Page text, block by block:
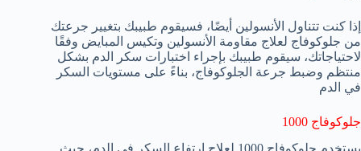
إذا كنت تتناول الأنسولين أيضًا، فسيقوم طبيبك بتغيير جرعتك
من جلوكوفاج لعلاج مقاومة الأنسولين وتكيس المبايض وفقًا
لاحتياجاتك، سيقوم طبيبك بإجراء اختبارات سكر الدم بشكل
منتظم وضبط جرعة الجلوكوفاج، بناءً على مستويات السكر
في الدم
جلوكوفاج 1000